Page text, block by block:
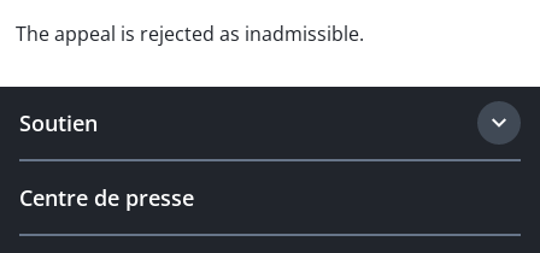
The appeal is rejected as inadmissible.
Soutien
Centre de presse